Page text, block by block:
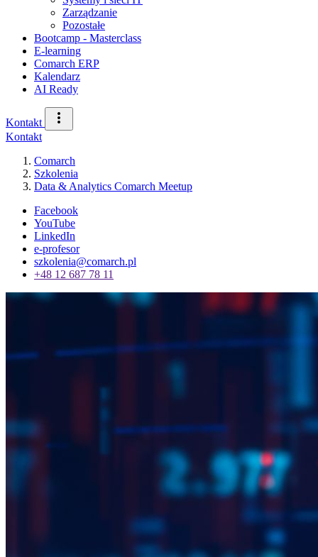
Zarządzanie
Pozostałe
Bootcamp - Masterclass
E-learning
Comarch ERP
Kalendarz
AI Ready
Kontakt
Kontakt
Comarch
Szkolenia
Data & Analytics Comarch Meetup
Facebook
YouTube
LinkedIn
e-profesor
szkolenia@comarch.pl
+48 12 687 78 11